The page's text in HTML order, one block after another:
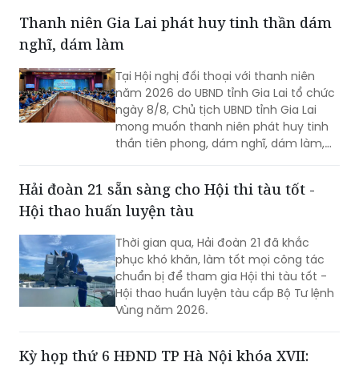
Thanh niên Gia Lai phát huy tinh thần dám
nghĩ, dám làm
Tại Hội nghị đối thoại với thanh niên
năm 2026 do UBND tỉnh Gia Lai tổ chức
ngày 8/8, Chủ tịch UBND tỉnh Gia Lai
mong muốn thanh niên phát huy tinh
thần tiên phong, dám nghĩ, dám làm,
phát triển của quê hương.
Hải đoàn 21 sẵn sàng cho Hội thi tàu tốt -
Hội thao huấn luyện tàu
Thời gian qua, Hải đoàn 21 đã khắc
phục khó khăn, làm tốt mọi công tác
chuẩn bị để tham gia Hội thi tàu tốt -
Hội thao huấn luyện tàu cấp Bộ Tư lệnh
Vùng năm 2026.
Kỳ họp thứ 6 HĐND TP Hà Nội khóa XVII: